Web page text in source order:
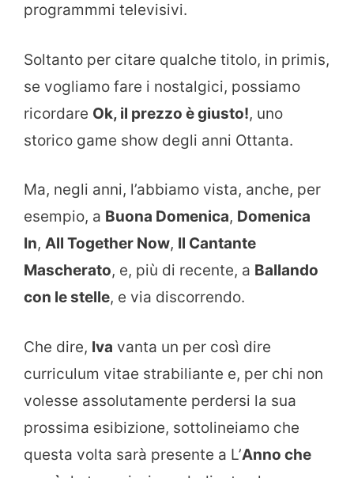
programmmi televisivi.
Soltanto per citare qualche titolo, in primis,
se vogliamo fare i nostalgici, possiamo
ricordare Ok, il prezzo è giusto!, uno
storico game show degli anni Ottanta.
Ma, negli anni, l’abbiamo vista, anche, per
esempio, a Buona Domenica, Domenica
In, All Together Now, Il Cantante
Mascherato, e, più di recente, a Ballando
con le stelle, e via discorrendo.
Che dire, Iva vanta un per così dire
curriculum vitae strabiliante e, per chi non
volesse assolutamente perdersi la sua
prossima esibizione, sottolineiamo che
questa volta sarà presente a L’Anno che